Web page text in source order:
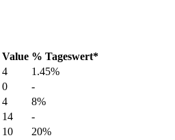
Value % Tageswert*
4
1.45%
0
-
4
8%
14
-
10
20%